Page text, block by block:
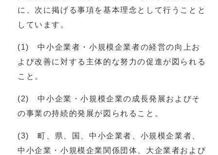
に、次に掲げる事項を基本理念として行うことと
しています。
(1) 中小企業者・小規模企業者の経営の向上お
よび改善に対する主体的な努力の促進が図られる
こと。
(2) 中小企業・小規模企業の成長発展およびそ
の事業の持続的発展が図られること。
(3) 町、県、国、中小企業者、小規模企業者、
中小企業・小規模企業関係団体、大企業者および